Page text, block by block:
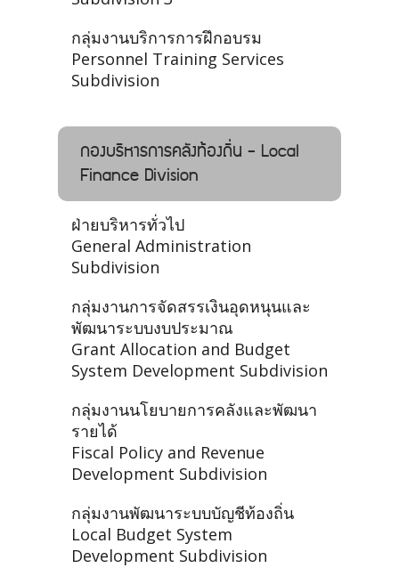
กลุ่มงานบริการการฝึกอบรม
Personnel Training Services
Subdivision
กองบริหารการคลังท้องถิ่น - Local
Finance Division
ฝ่ายบริหารทั่วไป
General Administration
Subdivision
กลุ่มงานการจัดสรรเงินอุดหนุนและ
พัฒนาระบบงบประมาณ
Grant Allocation and Budget
System Development Subdivision
กลุ่มงานนโยบายการคลังและพัฒนา
รายได้
Fiscal Policy and Revenue
Development Subdivision
กลุ่มงานพัฒนาระบบบัญชีท้องถิ่น
Local Budget System
Development Subdivision